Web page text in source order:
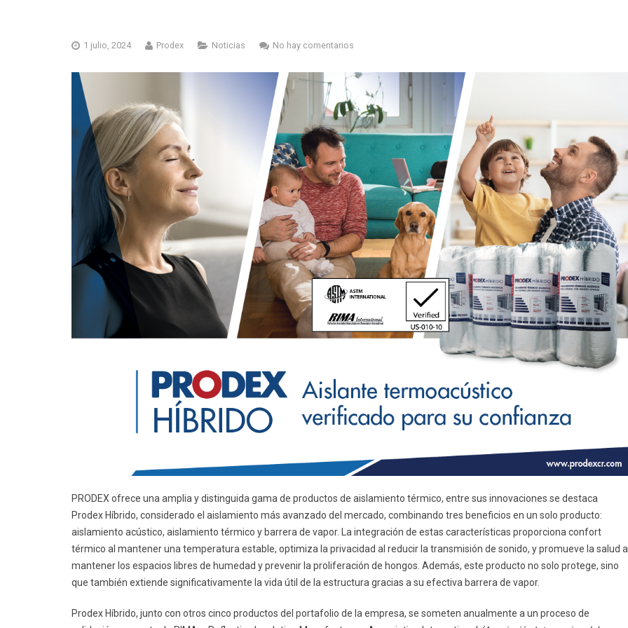
1 julio, 2024 Prodex Noticias No hay comentarios
PRODEX ofrece una amplia y distinguida gama de productos de aislamiento térmico, entre sus innovaciones se destaca
Prodex Híbrido, considerado el aislamiento más avanzado del mercado, combinando tres beneficios en un solo producto:
aislamiento acústico, aislamiento térmico y barrera de vapor. La integración de estas características proporciona confort
térmico al mantener una temperatura estable, optimiza la privacidad al reducir la transmisión de sonido, y promueve la salud
mantener los espacios libres de humedad y prevenir la proliferación de hongos. Además, este producto no solo protege, sino
que también extiende significativamente la vida útil de la estructura gracias a su efectiva barrera de vapor.
Prodex Híbrido, junto con otros cinco productos del portafolio de la empresa, se someten anualmente a un proceso de